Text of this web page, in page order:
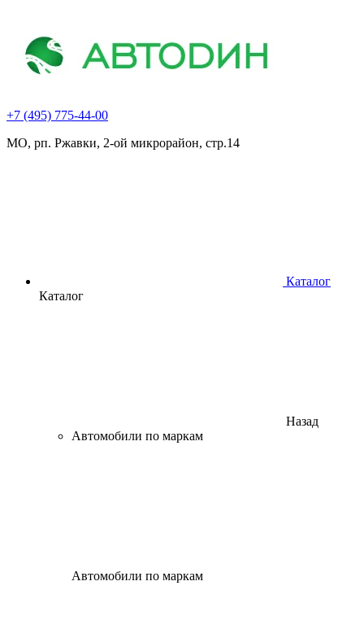
+7 (495) 775-44-00
МО, рп. Ржавки, 2-ой микрорайон, стр.14
Каталог
Каталог
Назад
Автомобили по маркам
Автомобили по маркам